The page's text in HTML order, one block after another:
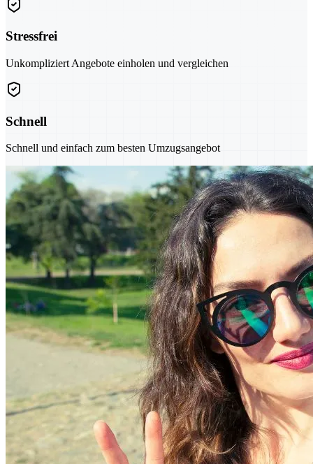
Stressfrei
Unkompliziert Angebote einholen und vergleichen
Schnell
Schnell und einfach zum besten Umzugsangebot